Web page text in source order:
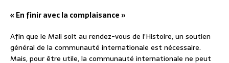
« En finir avec la complaisance »
Afin que le Mali soit au rendez-vous de l’Histoire, un soutien
général de la communauté internationale est nécessaire.
Mais, pour être utile, la communauté internationale ne peut